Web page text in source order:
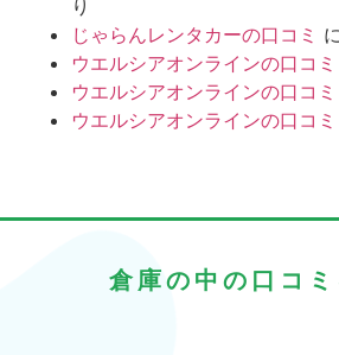
り
じゃらんレンタカーの口コミ
ウエルシアオンラインの口コミ
ウエルシアオンラインの口コミ
ウエルシアオンラインの口コミ
倉庫の中の口コミ